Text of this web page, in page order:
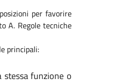
per favorire
A. Regole tecniche
principali:
funzione o